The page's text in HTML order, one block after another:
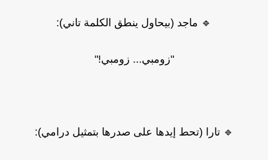
🔹 ماجد (بيحاول ينطق الكلمة تاني):
"زومبي... زومبي!"
🔹 تارا (تحط إيدها على صدرها بتمثيل درامي):